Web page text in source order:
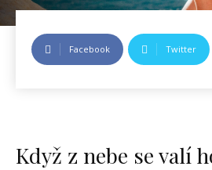
Facebook Twitter
Když z nebe se valí